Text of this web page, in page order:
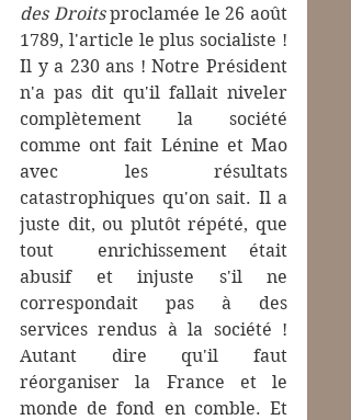
des Droits proclamée le 26 août
1789, l'article le plus socialiste !
Il y a 230 ans ! Notre Président
n'a pas dit qu'il fallait niveler
complètement la société
comme ont fait Lénine et Mao
avec les résultats
catastrophiques qu'on sait. Il a
juste dit, ou plutôt répété, que
tout  enrichissement était
abusif et injuste s'il ne
correspondait pas à des
services rendus à la société !
Autant dire qu'il faut
réorganiser la France et le
monde de fond en comble. Et